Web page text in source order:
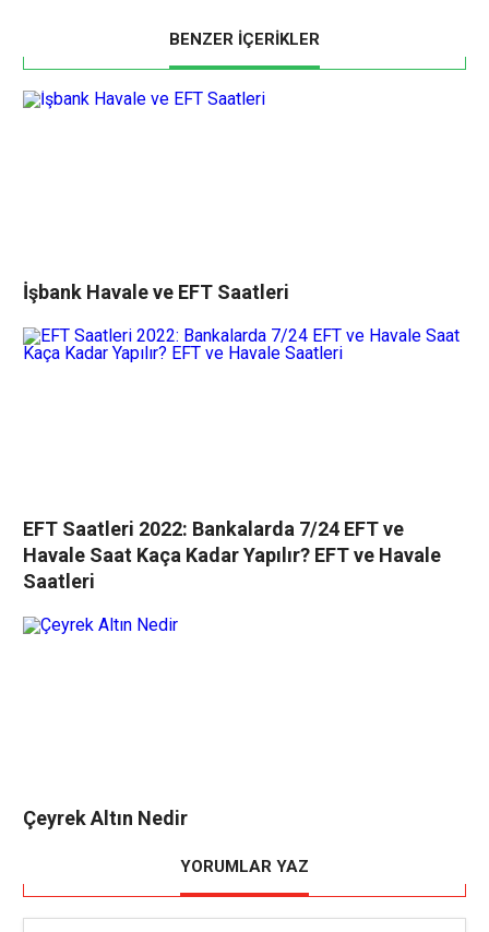
BENZER İÇERİKLER
İşbank Havale ve EFT Saatleri
EFT Saatleri 2022: Bankalarda 7/24 EFT ve
Havale Saat Kaça Kadar Yapılır? EFT ve Havale
Saatleri
Çeyrek Altın Nedir
YORUMLAR YAZ